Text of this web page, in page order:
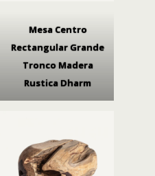
Mesa Centro
Rectangular Grande
Tronco Madera
Rustica Dharm